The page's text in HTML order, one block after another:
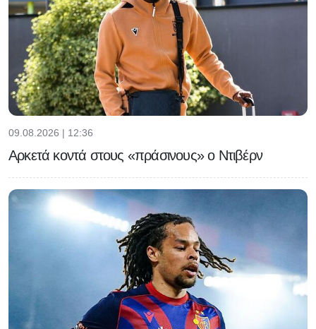
09.08.2026 | 12:36
Αρκετά κοντά στους «πράσινους» ο Ντιβέρν